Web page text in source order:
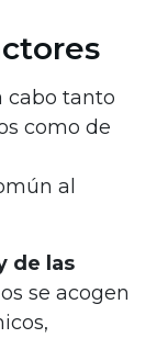
cabo tanto
como de
al
de las
se acogen